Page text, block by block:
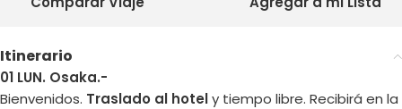
Itinerario
01 LUN. Osaka.-
Bienvenidos. Traslado al hotely tiempo libre. Recibirá en la